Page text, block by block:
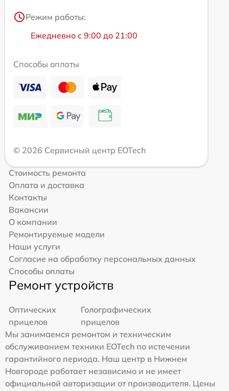
Режим работы:
Ежедневно с 9:00 до 21:00
Способы оплаты
© 2026 Сервисный центр EOTech
Стоимость ремонта
Оплата и доставка
Контакты
Вакансии
О компании
Ремонтируемые модели
Наши услуги
Согласие на обработку персональных данных
Способы оплаты
Ремонт устройств
Оптических
прицелов
Голографических
прицелов
Мы занимаемся ремонтом и техническим
обслуживанием техники EOTech по истечении
гарантийного периода. Наш центр в Нижнем
Новгороде работает независимо и не имеет
официальной авторизации от производителя. Цены